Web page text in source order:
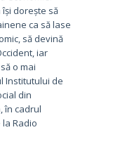
își dorește să
ca să lase
să devină
iar
o mai
Institutului de
din
în cadrul
la Radio